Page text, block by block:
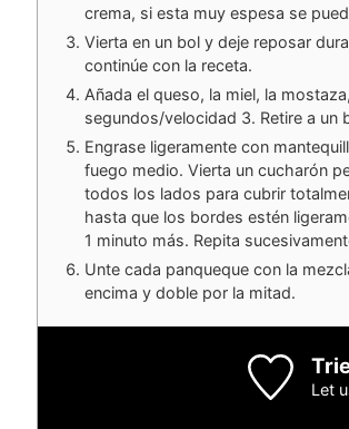
crema, si esta muy espesa se
Vierta en un bol y deje reposar
continúe con la receta.
Añada el queso, la miel, la
segundos/velocidad 3. Retire a un
Engrase ligeramente con
fuego medio. Vierta un cucharón
todos los lados para cubrir
hasta que los bordes estén
1 minuto más. Repita
Unte cada panqueque con la
encima y doble por la mitad.
Let